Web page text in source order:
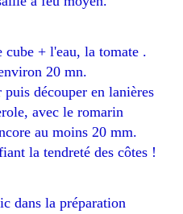
+ l'eau, la tomate .
20 mn.
découper en lanières
avec le romarin
au moins 20 mm.
la tendreté des côtes !
dans la préparation